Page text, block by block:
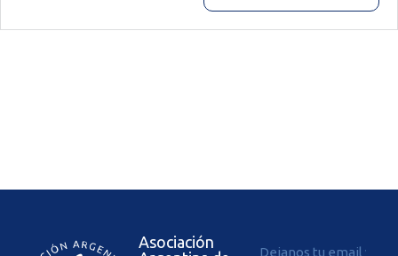
Asociación